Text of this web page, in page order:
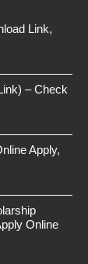
Link,
– Check
Apply,
Online